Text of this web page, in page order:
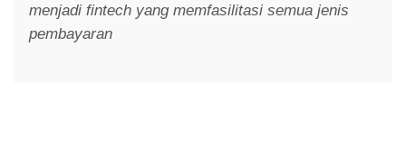
menjadi fintech yang memfasilitasi semua jenis
pembayaran